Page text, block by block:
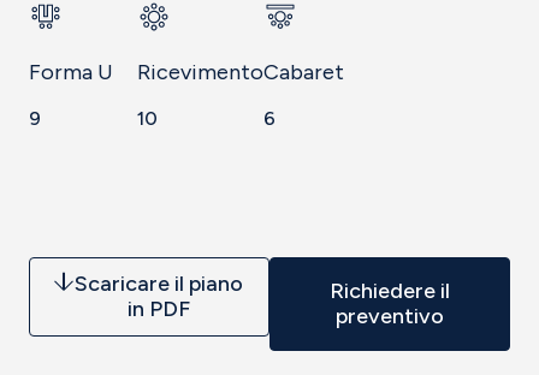
Forma U
9
Ricevimento
10
Cabaret
6
Scaricare il piano
in PDF
Richiedere il
preventivo